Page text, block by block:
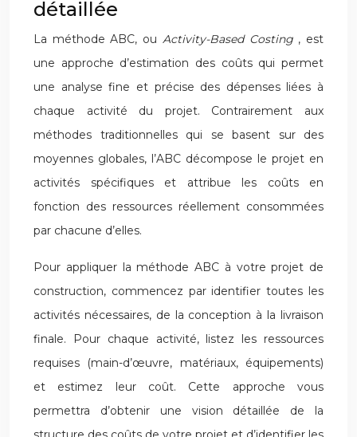
détaillée
La méthode ABC, ou Activity-Based Costing , est
une approche d’estimation des coûts qui permet
une analyse fine et précise des dépenses liées à
chaque activité du projet. Contrairement aux
méthodes traditionnelles qui se basent sur des
moyennes globales, l’ABC décompose le projet en
activités spécifiques et attribue les coûts en
fonction des ressources réellement consommées
par chacune d’elles.
Pour appliquer la méthode ABC à votre projet de
construction, commencez par identifier toutes les
activités nécessaires, de la conception à la livraison
finale. Pour chaque activité, listez les ressources
requises (main-d’œuvre, matériaux, équipements)
et estimez leur coût. Cette approche vous
permettra d’obtenir une vision détaillée de la